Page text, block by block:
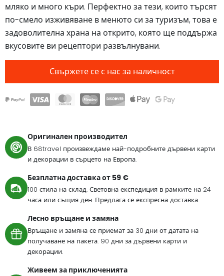
мляко и много къри. Перфектно за тези, които търсят
по-смело изживяване в менюто си за туризъм, това е
задоволителна храна на открито, която ще поддържа
вкусовите ви рецептори развълнувани.
Свържете се с нас за наличност
Оригинален производител
В 68travel произвеждаме най-подробните дървени карти
и декорации в сърцето на Европа.
Безплатна доставка от 59 €
100 стила на склад. Световна експедиция в рамките на 24
часа или същия ден. Предлага се експресна доставка.
Лесно връщане и замяна
Връщане и замяна се приемат за 30 дни от датата на
получаване на пакета. 90 дни за дървени карти и
декорации.
Живеем за приключенията